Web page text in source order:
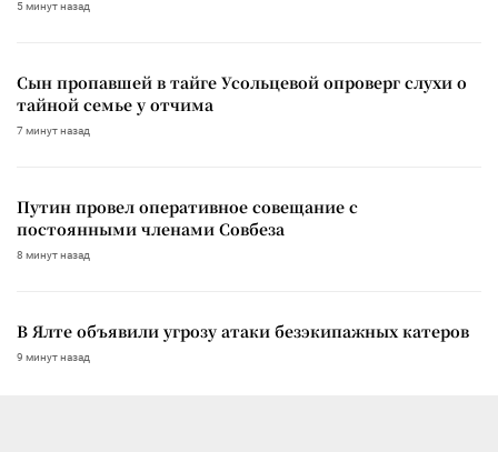
5 минут назад
Сын пропавшей в тайге Усольцевой опроверг слухи о
тайной семье у отчима
7 минут назад
Путин провел оперативное совещание с
постоянными членами Совбеза
8 минут назад
В Ялте объявили угрозу атаки безэкипажных катеров
9 минут назад